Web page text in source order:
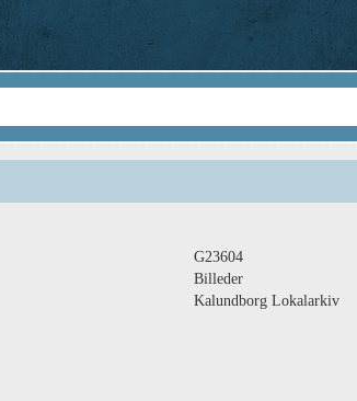
G23604
Billeder
Kalundborg Lokalarkiv